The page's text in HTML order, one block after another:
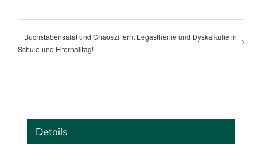
Buchstabensalat und Chaosziffern: Legasthenie und Dyskalkulie in
Schule und Elternalltag!
Details